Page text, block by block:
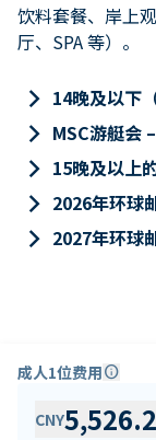
饮料套餐、岸上
厅、SPA 等）。
keyboard_arrow_right 14晚及以下
keyboard_arrow_right MSC游艇会
keyboard_arrow_right 15晚及以上
keyboard_arrow_right 2026年环球
keyboard_arrow_right 2027年环球
成人1位费用info
CNY